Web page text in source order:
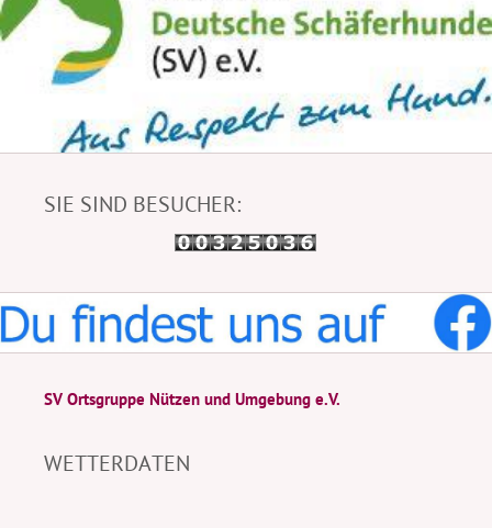
SIE SIND BESUCHER:
SV Ortsgruppe Nützen und Umgebung e.V.
WETTERDATEN